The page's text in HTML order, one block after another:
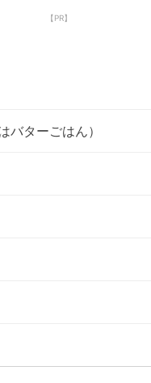
【PR】
バターごはん）